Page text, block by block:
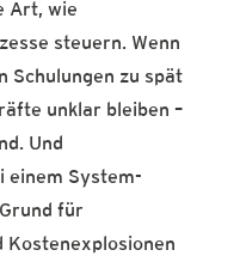
Art, wie
steuern. Wenn
Schulungen zu spät
unklar bleiben –
Und
einem System-
für
Kostenexplosionen